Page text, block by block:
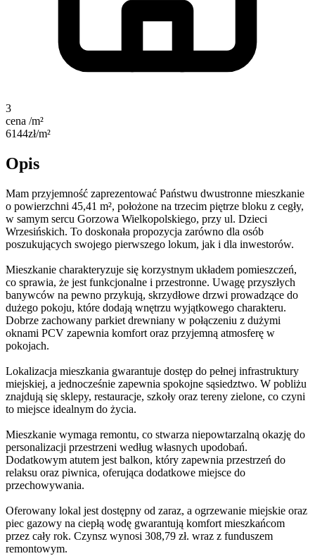
3
cena /m²
6144zł/m²
Opis
Mam przyjemność zaprezentować Państwu dwustronne mieszkanie
o powierzchni 45,41 m², położone na trzecim piętrze bloku z cegły,
w samym sercu Gorzowa Wielkopolskiego, przy ul. Dzieci
Wrzesińskich. To doskonała propozycja zarówno dla osób
poszukujących swojego pierwszego lokum, jak i dla inwestorów.
Mieszkanie charakteryzuje się korzystnym układem pomieszczeń,
co sprawia, że jest funkcjonalne i przestronne. Uwagę przyszłych
banywców na pewno przykują, skrzydłowe drzwi prowadzące do
dużego pokoju, które dodają wnętrzu wyjątkowego charakteru.
Dobrze zachowany parkiet drewniany w połączeniu z dużymi
oknami PCV zapewnia komfort oraz przyjemną atmosferę w
pokojach.
Lokalizacja mieszkania gwarantuje dostęp do pełnej infrastruktury
miejskiej, a jednocześnie zapewnia spokojne sąsiedztwo. W pobliżu
znajdują się sklepy, restauracje, szkoły oraz tereny zielone, co czyni
to miejsce idealnym do życia.
Mieszkanie wymaga remontu, co stwarza niepowtarzalną okazję do
personalizacji przestrzeni według własnych upodobań.
Dodatkowym atutem jest balkon, który zapewnia przestrzeń do
relaksu oraz piwnica, oferująca dodatkowe miejsce do
przechowywania.
Oferowany lokal jest dostępny od zaraz, a ogrzewanie miejskie oraz
piec gazowy na ciepłą wodę gwarantują komfort mieszkańcom
przez cały rok. Czynsz wynosi 308,79 zł. wraz z funduszem
remontowym.